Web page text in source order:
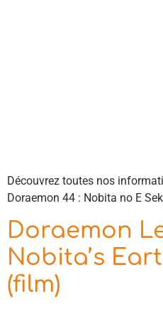
Découvrez toutes nos
Doraemon 44 : Nobita no E
Doraemon
Nobita’s
(film)